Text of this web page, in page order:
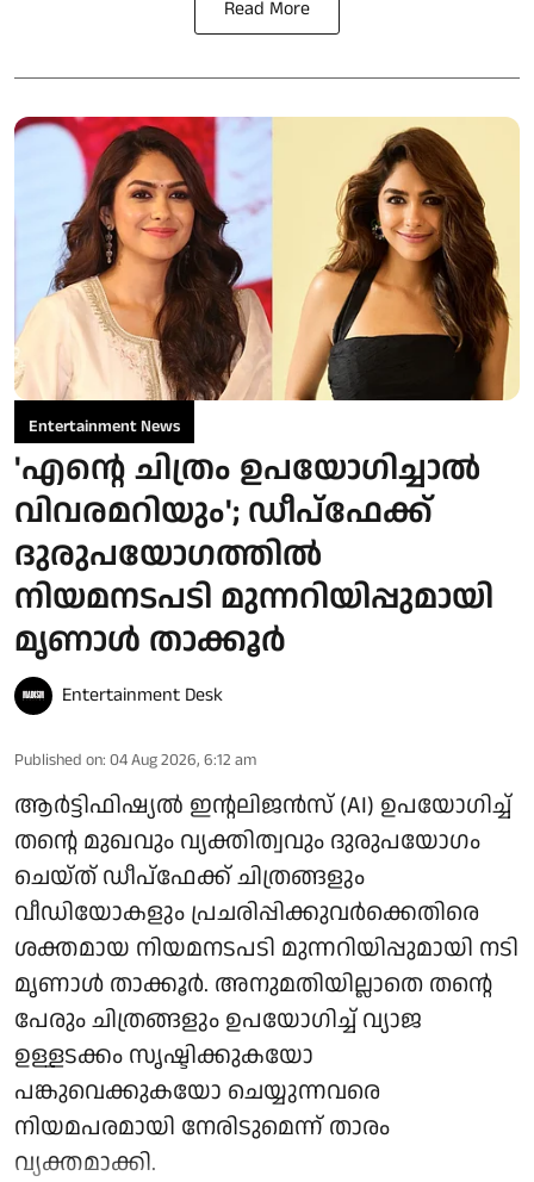
Read More
Entertainment News
'എന്റെ ചിത്രം ഉപയോഗിച്ചാൽ
വിവരമറിയും'; ഡീപ്‌ഫേക്ക്
ദുരുപയോഗത്തിൽ
നിയമനടപടി മുന്നറിയിപ്പുമായി
മൃണാൾ താക്കൂർ
Entertainment Desk
Published on: 04 Aug 2026, 6:12 am
ആർട്ടിഫിഷ്യൽ ഇന്റലിജൻസ് (AI) ഉപയോഗിച്ച്
തന്റെ മുഖവും വ്യക്തിത്വവും ദുരുപയോഗം
ചെയ്ത് ഡീപ്‌ഫേക്ക് ചിത്രങ്ങളും
വീഡിയോകളും പ്രചരിപ്പിക്കുവർക്കെതിരെ
ശക്തമായ നിയമനടപടി മുന്നറിയിപ്പുമായി നടി
മൃണാൾ താക്കൂർ. അനുമതിയില്ലാതെ തന്റെ
പേരും ചിത്രങ്ങളും ഉപയോഗിച്ച് വ്യാജ
ഉള്ളടക്കം സൃഷ്ടിക്കുകയോ
പങ്കുവെക്കുകയോ ചെയ്യുന്നവരെ
നിയമപരമായി നേരിടുമെന്ന് താരം
വ്യക്തമാക്കി.